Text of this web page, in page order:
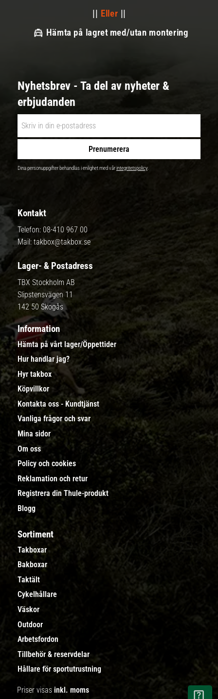
|| Eller ||
Hämta på lagret med/utan montering
Nyhetsbrev - Ta del av nyheter &
erbjudanden
Prenumerera
Dina personuppgifter behandlas i enlighet med vårintegritetspolicy.
Kontakt
Telefon: 08-410 967 00
Mail: takbox@takbox.se
Lager- & Postadress
TBX Stockholm AB
Slipstensvägen 11
142 50 Skogås
Information
Hämta på vårt lager/Öppettider
Hur handlar jag?
Hyr takbox
Köpvillkor
Kontakta oss - Kundtjänst
Vanliga frågor och svar
Mina sidor
Om oss
Policy och cookies
Reklamation och retur
Registrera din Thule-produkt
Blogg
Sortiment
Takboxar
Bakboxar
Taktält
Cykelhållare
Väskor
Outdoor
Arbetsfordon
Tillbehör & reservdelar
Hållare för sportutrustning
Priser visas inkl. moms